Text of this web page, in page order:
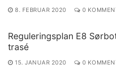
8. FEBRUAR 2020 0
Reguleringsplan E8
trasé
15. JANUAR 2020 0